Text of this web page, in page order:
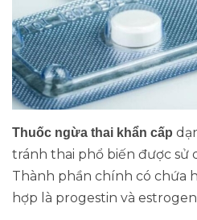
Thuốc ngừa thai khẩn cấp
tránh thai phổ biến được sử
Thành phần chính có chứa
hợp là progestin và